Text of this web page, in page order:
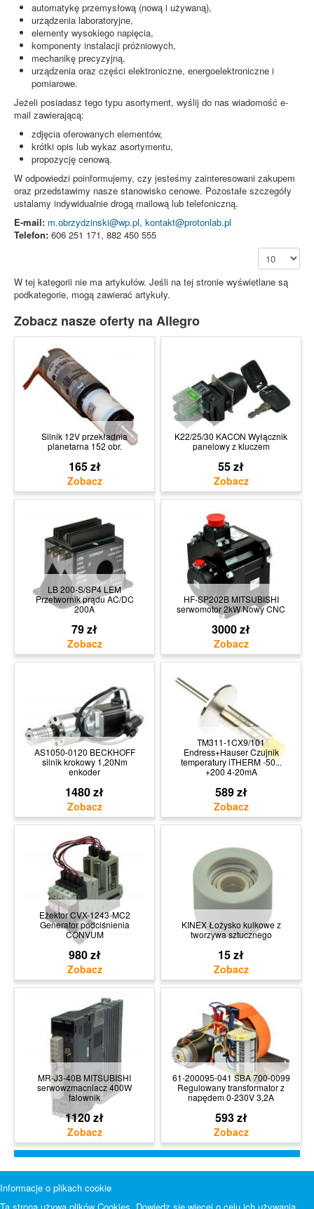
automatykę przemysłową (nową i używaną),
urządzenia laboratoryjne,
elementy wysokiego napięcia,
komponenty instalacji próżniowych,
mechanikę precyzyjną,
urządzenia oraz części elektroniczne, energoelektroniczne i
pomiarowe.
Jeżeli posiadasz tego typu asortyment, wyślij do nas wiadomość e-
mail zawierającą:
zdjęcia oferowanych elementów,
krótki opis lub wykaz asortymentu,
propozycję cenową.
W odpowiedzi poinformujemy, czy jesteśmy zainteresowani zakupem
oraz przedstawimy nasze stanowisko cenowe. Pozostałe szczegóły
ustalamy indywidualnie drogą mailową lub telefoniczną.
E-mail: m.obrzydzinski@wp.pl, kontakt@protonlab.pl
Telefon: 606 251 171, 882 450 555
Pokaż #
W tej kategorii nie ma artykułów. Jeśli na tej stronie wyświetlane są
podkategorie, mogą zawierać artykuły.
Zobacz nasze oferty na Allegro
Silnik 12V przekładnia
planetarna 152 obr.
165 zł
K22/25/30 KACON Wyłącznik
panelowy z kluczem
55 zł
LB 200-S/SP4 LEM
Przetwornik prądu AC/DC
200A
79 zł
HF-SP202B MITSUBISHI
serwomotor 2kW Nowy CNC
3000 zł
AS1050-0120 BECKHOFF
silnik krokowy 1,20Nm
enkoder
1480 zł
TM311-1CX9/101
Endress+Hauser Czujnik
temperatury iTHERM -50...
+200 4-20mA
589 zł
Eżektor CVX-1243-MC2
Generator podciśnienia
CONVUM
980 zł
KINEX Łożysko kulkowe z
tworzywa sztucznego
15 zł
MR-J3-40B MITSUBISHI
serwowzmacniacz 400W
falownik
1120 zł
61-200095-041 SBA 700-0099
Regulowany transformator z
napędem 0-230V 3,2A
593 zł
Informacje o plikach cookie